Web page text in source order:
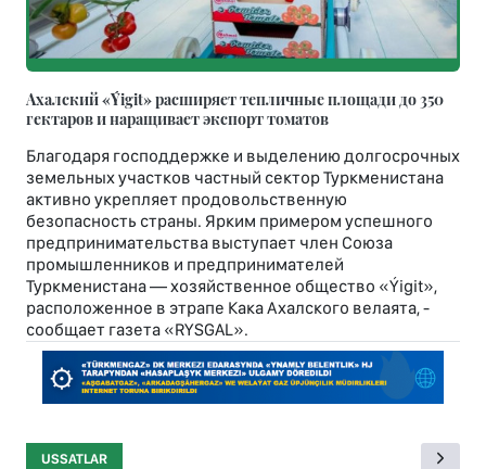
Ахалский «Ýigit» расширяет тепличные площади до 350
гектаров и наращивает экспорт томатов
Благодаря господдержке и выделению долгосрочных
земельных участков частный сектор Туркменистана
активно укрепляет продовольственную
безопасность страны. Ярким примером успешного
предпринимательства выступает член Союза
промышленников и предпринимателей
Туркменистана — хозяйственное общество «Ýigit»,
расположенное в этрапе Кака Ахалского велаята, -
сообщает газета «RYSGAL».
USSATLAR